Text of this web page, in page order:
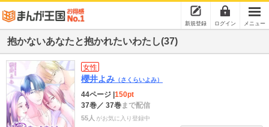
新規登録 ログイン メニュー
抱かないあなたと抱かれたいわたし(37)
女性
櫻井よみ （さくらいよみ）
44ページ 150pt
37巻／ 37巻まで配信
55人 がお気に入り登録中